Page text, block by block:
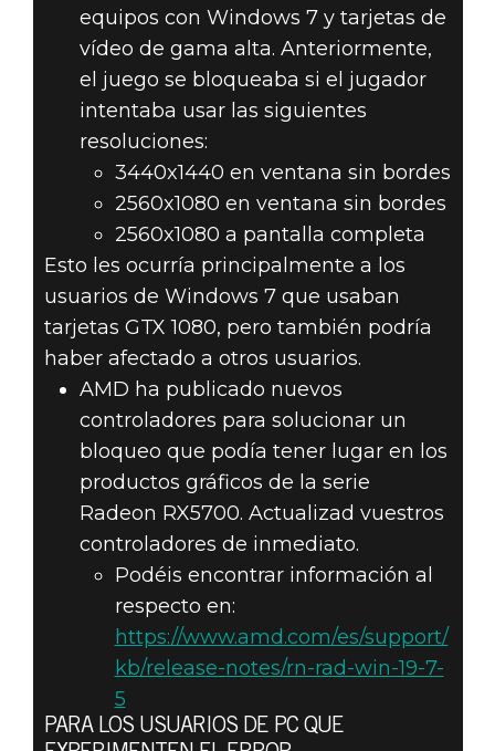
equipos con Windows 7 y tarjetas de
vídeo de gama alta. Anteriormente,
el juego se bloqueaba si el jugador
intentaba usar las siguientes
resoluciones:
3440x1440 en ventana sin bordes
2560x1080 en ventana sin bordes
2560x1080 a pantalla completa
Esto les ocurría principalmente a los
usuarios de Windows 7 que usaban
tarjetas GTX 1080, pero también podría
haber afectado a otros usuarios.
AMD ha publicado nuevos
controladores para solucionar un
bloqueo que podía tener lugar en los
productos gráficos de la serie
Radeon RX5700. Actualizad vuestros
controladores de inmediato.
Podéis encontrar información al
respecto en:
https://www.amd.com/es/support/
kb/release-notes/rn-rad-win-19-7-
5
PARA LOS USUARIOS DE PC QUE